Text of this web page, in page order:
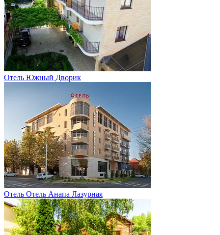
Отель Южный Дворик
Отель Отель Анапа Лазурная